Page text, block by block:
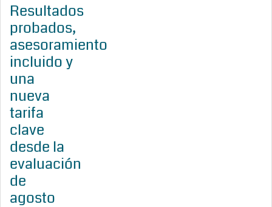
Resultados
probados,
asesoramiento
incluido y
una
nueva
tarifa
clave
desde la
evaluación
de
agosto